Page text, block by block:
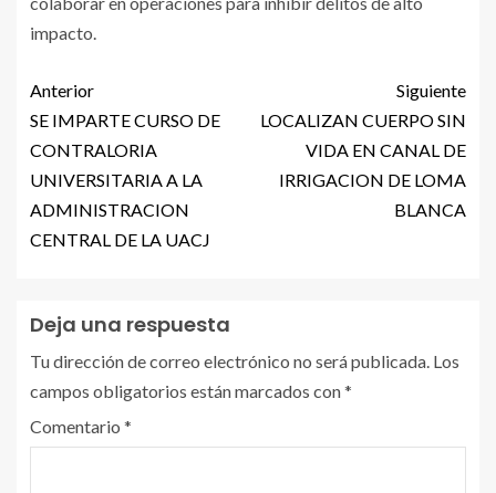
impacto.
Anterior
SE IMPARTE CURSO DE
CONTRALORIA
UNIVERSITARIA A LA
ADMINISTRACION
CENTRAL DE LA UACJ
Siguiente
LOCALIZAN CUERPO SIN
VIDA EN CANAL DE
IRRIGACION DE LOMA
BLANCA
Deja una respuesta
Tu dirección de correo electrónico no será publicada. Los
campos obligatorios están marcados con*
Comentario *